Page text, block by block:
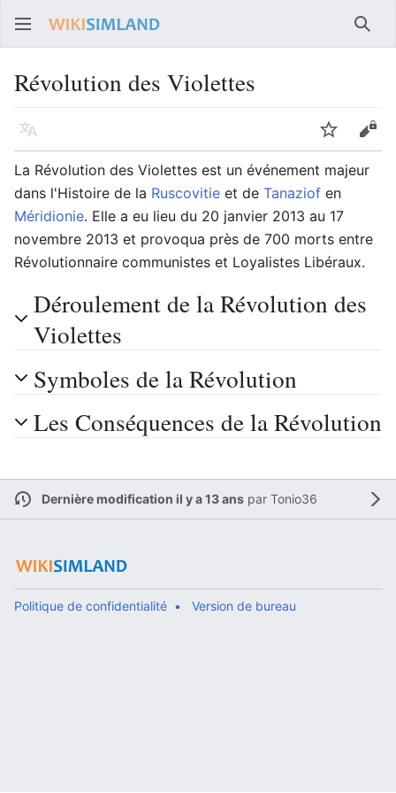
Révolution des Violettes
Langue Suivre
La Révolution des Violettes est un événement majeur
dans l'Histoire de la Ruscovitie et de Tanaziof en
Méridionie. Elle a eu lieu du 20 janvier 2013 au 17
novembre 2013 et provoqua près de 700 morts entre
Révolutionnaire communistes et Loyalistes Libéraux.
Déroulement de la Révolution des
Violettes
Symboles de la Révolution
Les Conséquences de la Révolution
Dernière modification il y a 13 anspar Tonio36
Politique de confidentialité Version de bureau